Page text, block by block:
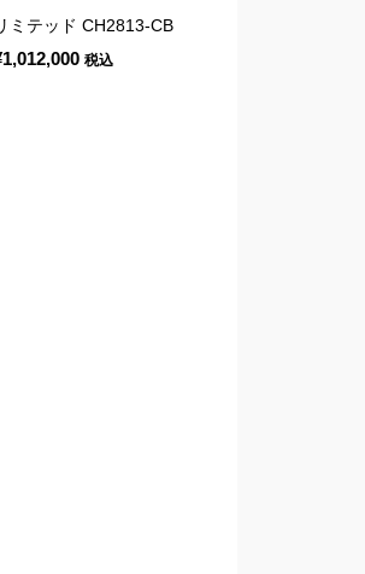
ミテッド CH2813-CB
1,012,000 税込